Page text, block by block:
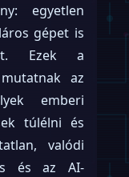
egyetlen
gépet is
Ezek a
az
emberi
túlélni és
valódi
és az AI-